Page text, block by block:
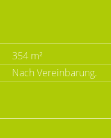
354 m²
Nach Vereinbarung.